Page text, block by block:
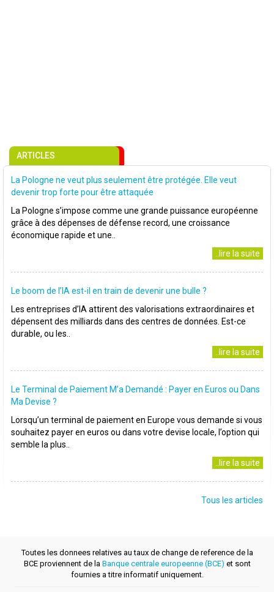
ARTICLES
La Pologne ne veut plus seulement être protégée. Elle veut
devenir trop forte pour être attaquée
La Pologne s’impose comme une grande puissance européenne
grâce à des dépenses de défense record, une croissance
économique rapide et une..
..lire la suite
Le boom de l’IA est-il en train de devenir une bulle ?
Les entreprises d’IA attirent des valorisations extraordinaires et
dépensent des milliards dans des centres de données. Est-ce
durable, ou les..
..lire la suite
Le Terminal de Paiement M’a Demandé : Payer en Euros ou Dans
Ma Devise ?
Lorsqu’un terminal de paiement en Europe vous demande si vous
souhaitez payer en euros ou dans votre devise locale, l’option qui
semble la plus..
..lire la suite
Tous les articles
Toutes les donnees relatives au taux de change de reference de la
BCE proviennent de la Banque centrale europeenne (BCE) et sont
fournies a titre informatif uniquement.